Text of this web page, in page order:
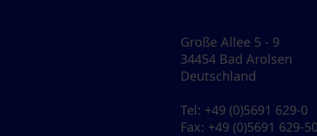
Große Allee 5 - 9
34454 Bad Arolsen
Deutschland
Tel: +49 (0)5691 629-0
Fax: +49 (0)5691 629-